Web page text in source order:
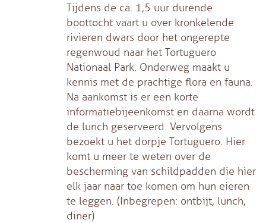
Tijdens de ca. 1,5 uur durende
boottocht vaart u over kronkelende
rivieren dwars door het ongerepte
regenwoud naar het Tortuguero
Nationaal Park. Onderweg maakt u
kennis met de prachtige flora en fauna.
Na aankomst is er een korte
informatiebijeenkomst en daarna wordt
de lunch geserveerd. Vervolgens
bezoekt u het dorpje Tortuguero. Hier
komt u meer te weten over de
bescherming van schildpadden die hier
elk jaar naar toe komen om hun eieren
te leggen. (Inbegrepen: ontbijt, lunch,
diner)